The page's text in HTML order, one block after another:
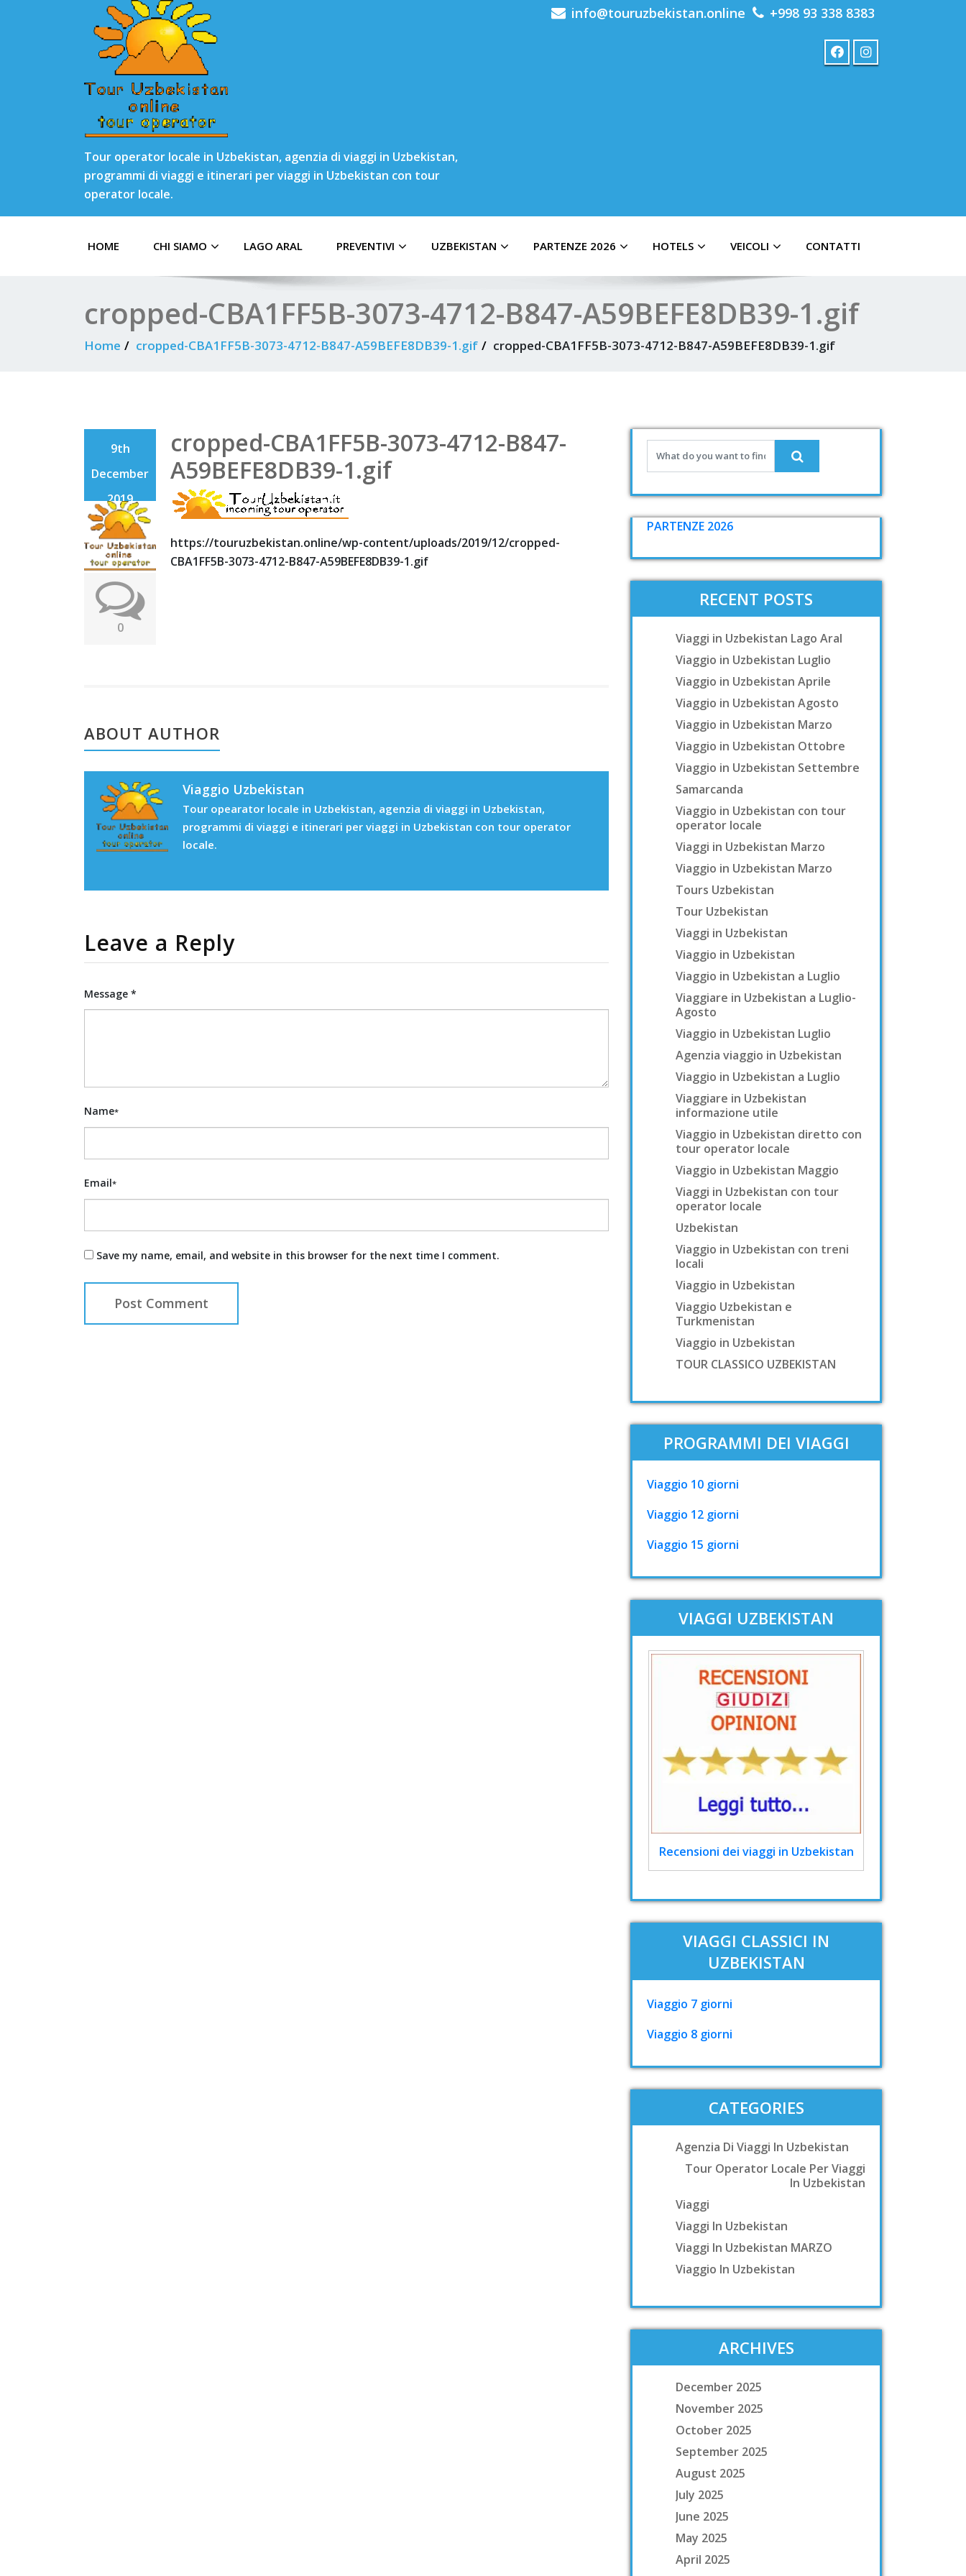
Tour operator locale in Uzbekistan, agenzia di viaggi in Uzbekistan,
programmi di viaggi e itinerari per viaggi in Uzbekistan con tour
operator locale.
info@touruzbekistan.online +998 93 338 8383
HOME CHI SIAMO LAGO ARAL PREVENTIVI UZBEKISTAN PARTENZE 2026 HOTELS VEICOLI CONTATTI
cropped-CBA1FF5B-3073-4712-B847-A59BEFE8DB39-1.gif
Home cropped-CBA1FF5B-3073-4712-B847-A59BEFE8DB39-1.gif cropped-CBA1FF5B-3073-4712-B847-A59BEFE8DB39-1.gif
9th
December
2019
0
cropped-CBA1FF5B-3073-4712-B847-
A59BEFE8DB39-1.gif
https://touruzbekistan.online/wp-content/uploads/2019/12/cropped-
CBA1FF5B-3073-4712-B847-A59BEFE8DB39-1.gif
ABOUT AUTHOR
Viaggio Uzbekistan
Tour opearator locale in Uzbekistan, agenzia di viaggi in Uzbekistan,
programmi di viaggi e itinerari per viaggi in Uzbekistan con tour operator
locale.
Leave a Reply
Message *
Name*
Email*
Save my name, email, and website in this browser for the next time I comment.
PARTENZE 2026
RECENT POSTS
Viaggi in Uzbekistan Lago Aral
Viaggio in Uzbekistan Luglio
Viaggio in Uzbekistan Aprile
Viaggio in Uzbekistan Agosto
Viaggio in Uzbekistan Marzo
Viaggio in Uzbekistan Ottobre
Viaggio in Uzbekistan Settembre
Samarcanda
Viaggio in Uzbekistan con tour
operator locale
Viaggi in Uzbekistan Marzo
Viaggio in Uzbekistan Marzo
Tours Uzbekistan
Tour Uzbekistan
Viaggi in Uzbekistan
Viaggio in Uzbekistan
Viaggio in Uzbekistan a Luglio
Viaggiare in Uzbekistan a Luglio-
Agosto
Viaggio in Uzbekistan Luglio
Agenzia viaggio in Uzbekistan
Viaggio in Uzbekistan a Luglio
Viaggiare in Uzbekistan
informazione utile
Viaggio in Uzbekistan diretto con
tour operator locale
Viaggio in Uzbekistan Maggio
Viaggi in Uzbekistan con tour
operator locale
Uzbekistan
Viaggio in Uzbekistan con treni
locali
Viaggio in Uzbekistan
Viaggio Uzbekistan e
Turkmenistan
Viaggio in Uzbekistan
TOUR CLASSICO UZBEKISTAN
PROGRAMMI DEI VIAGGI
Viaggio 10 giorni
Viaggio 12 giorni
Viaggio 15 giorni
VIAGGI UZBEKISTAN
Recensioni dei viaggi in Uzbekistan
VIAGGI CLASSICI IN
UZBEKISTAN
Viaggio 7 giorni
Viaggio 8 giorni
CATEGORIES
Agenzia Di Viaggi In Uzbekistan
Tour Operator Locale Per Viaggi
In Uzbekistan
Viaggi
Viaggi In Uzbekistan
Viaggi In Uzbekistan MARZO
Viaggio In Uzbekistan
ARCHIVES
December 2025
November 2025
October 2025
September 2025
August 2025
July 2025
June 2025
May 2025
April 2025